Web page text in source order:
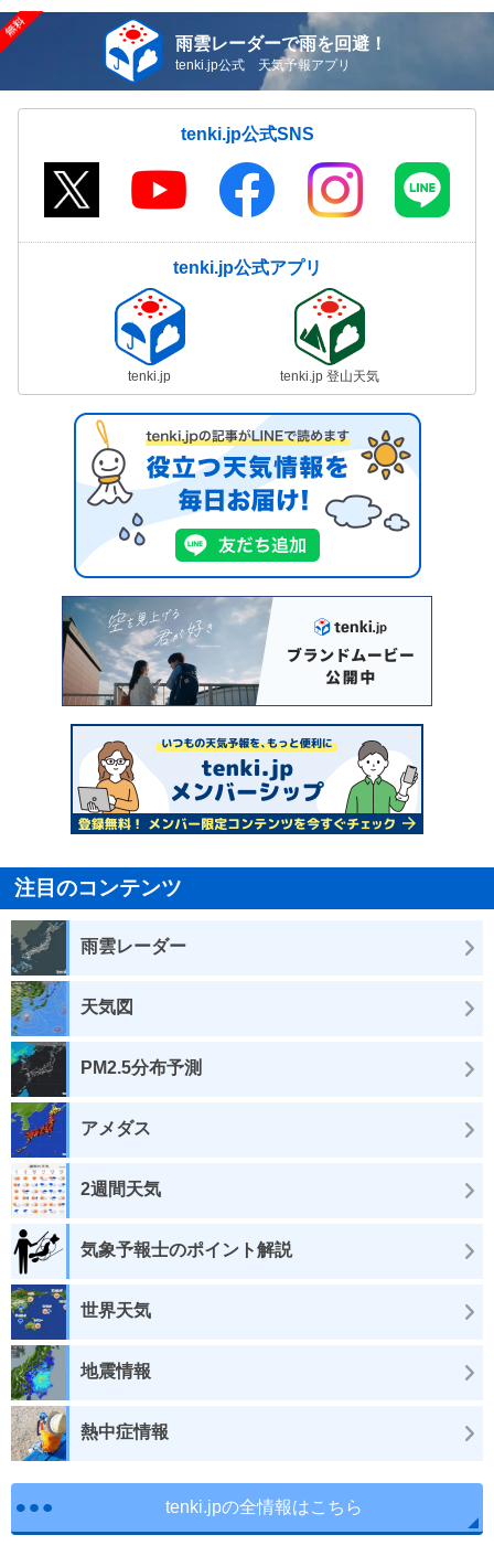
雨雲レーダーで雨を回避！
tenki.jp公式 天気予報アプリ
tenki.jp公式SNS
tenki.jp公式アプリ
tenki.jp tenki.jp 登山天気
注目のコンテンツ
雨雲レーダー
天気図
PM2.5分布予測
アメダス
2週間天気
気象予報士のポイント解説
世界天気
地震情報
熱中症情報
tenki.jpの全情報はこちら